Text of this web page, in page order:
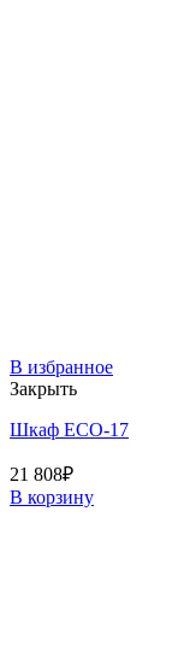
В избранное
Закрыть
Шкаф ECO-17
21 808₽
В корзину